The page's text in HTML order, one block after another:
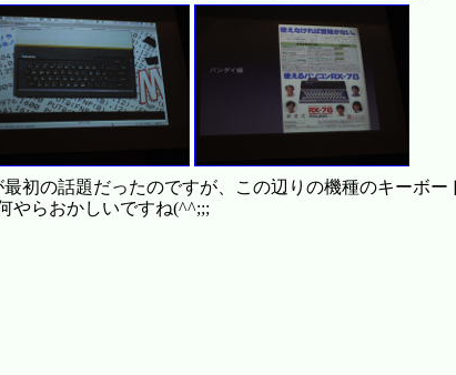
初の話題だったのですが、この辺りの機種のキーボ
やらおかしいですね(^^;;;